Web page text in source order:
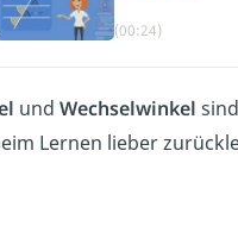
(00:24)
und Wechselwinkel
Lernen lieber